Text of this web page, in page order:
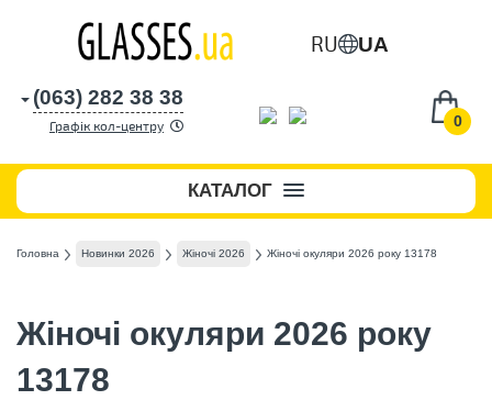
RU UA
0
(063) 282 38 38
Графік кол-центру
КАТАЛОГ
Головна Новинки 2026 Жіночі 2026 Жіночі окуляри 2026 року 13178
Жіночі окуляри 2026 року
13178